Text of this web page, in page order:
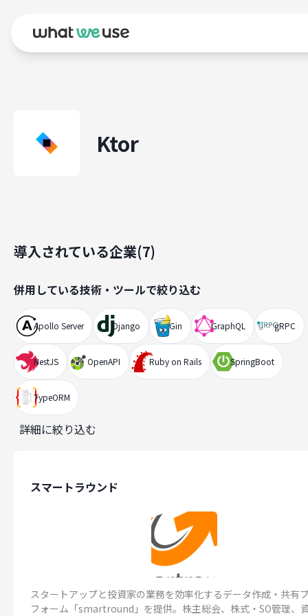
Ktor
導入されている企業(7)
併用している技術・ツールで絞り込む
Apollo Server Django Gin GraphQL gRPC
NestJS OpenAPI Ruby on Rails SpringBoot
TypeORM
詳細に絞り込む
スマートラウンド
スタートアップと投資家の業務を効率化するデータ作成・共有
フォーム「smartround」を提供。株主総会、株式・SO管理、